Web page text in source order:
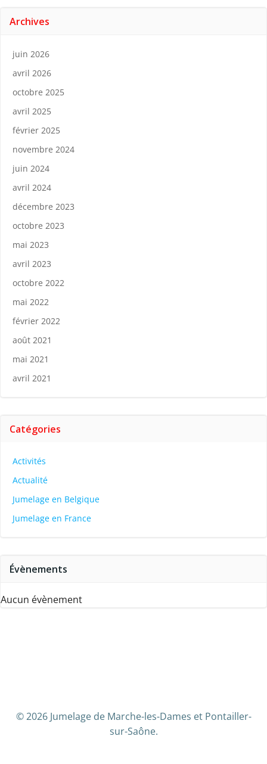
Archives
juin 2026
avril 2026
octobre 2025
avril 2025
février 2025
novembre 2024
juin 2024
avril 2024
décembre 2023
octobre 2023
mai 2023
avril 2023
octobre 2022
mai 2022
février 2022
août 2021
mai 2021
avril 2021
Catégories
Activités
Actualité
Jumelage en Belgique
Jumelage en France
Évènements
Aucun évènement
© 2026 Jumelage de Marche-les-Dames et Pontailler-
sur-Saône.